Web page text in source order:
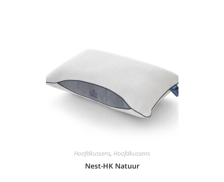
Hoofdkussens, Hoofdkussens
Nest-HK Natuur